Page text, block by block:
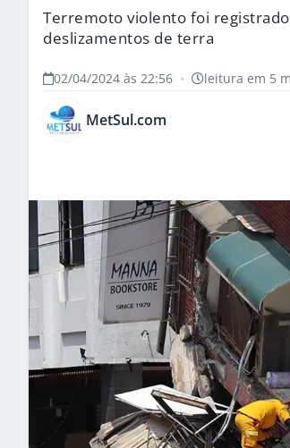
Terremoto violento foi
deslizamentos de terra
02/04/2024 às 22:56 • leitura em 5
MetSul.com